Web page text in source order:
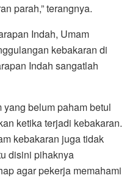
parah,” terangnya.
Indah, Umam
kebakaran di
Indah sangatlah
belum paham betul
ketika terjadi kebakaran.
kebakaran juga tidak
disini pihaknya
agar pekerja memahami